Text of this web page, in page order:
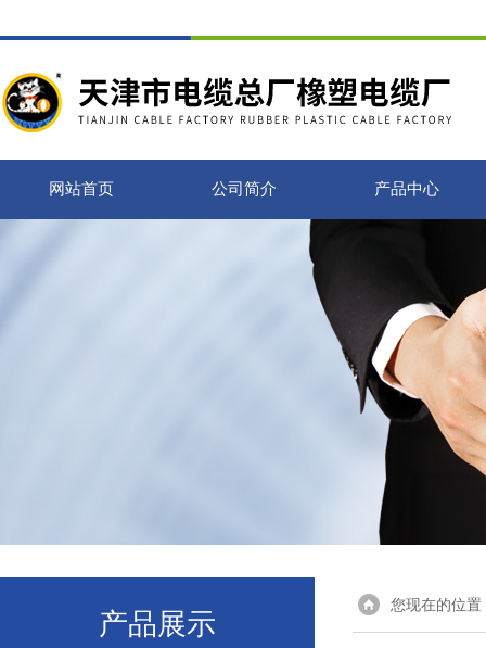
网站首页 公司简介 产品中心
产品展示
您现在的位置